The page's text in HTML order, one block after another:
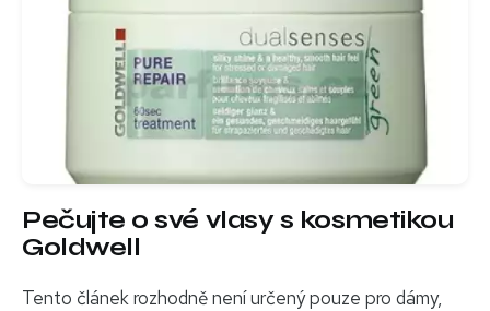
Pečujte o své vlasy s kosmetikou
Goldwell
Tento článek rozhodně není určený pouze pro dámy,